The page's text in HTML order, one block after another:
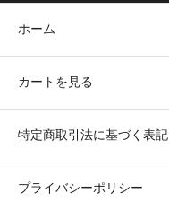
ホーム
カートを見る
特定商取引法に基づく表記
プライバシーポリシー